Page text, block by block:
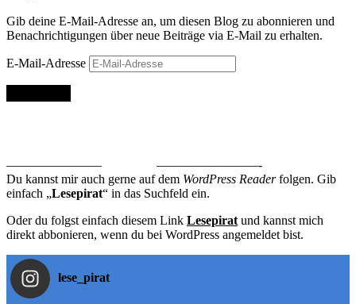
Gib deine E-Mail-Adresse an, um diesen Blog zu abonnieren und
Benachrichtigungen über neue Beiträge via E-Mail zu erhalten.
E-Mail-Adresse
———————–
————————-
Du kannst mir auch gerne auf dem WordPress Readerfolgen. Gib
einfach „Lesepirat“ in das Suchfeld ein.
Oder du folgst einfach diesem Link Lesepirat und kannst mich
direkt abbonieren, wenn du bei WordPress angemeldet bist.
lese_pirat